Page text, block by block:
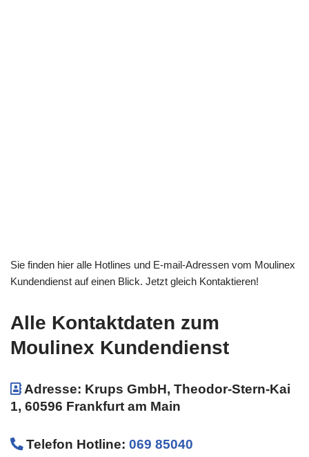
Sie finden hier alle Hotlines und E-mail-Adressen vom Moulinex
Kundendienst auf einen Blick. Jetzt gleich Kontaktieren!
Alle Kontaktdaten zum
Moulinex Kundendienst
Adresse: Krups GmbH, Theodor-Stern-Kai
1, 60596 Frankfurt am Main
Telefon Hotline: 069 85040